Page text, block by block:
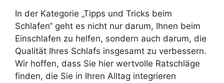
In der Kategorie „Tipps und Tricks beim
Schlafen“ geht es nicht nur darum, Ihnen beim
Einschlafen zu helfen, sondern auch darum, die
Qualität Ihres Schlafs insgesamt zu verbessern.
Wir hoffen, dass Sie hier wertvolle Ratschläge
finden, die Sie in Ihren Alltag integrieren